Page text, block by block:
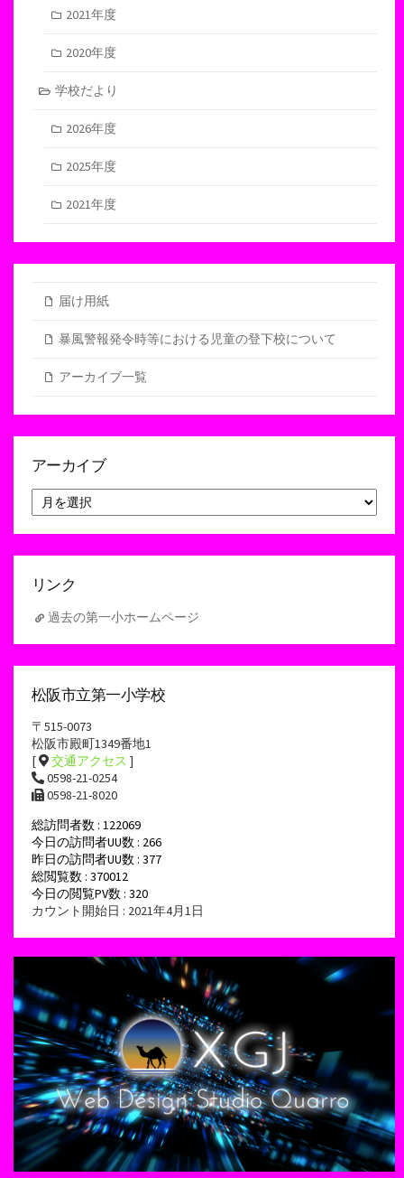
2021年度
2020年度
学校だより
2026年度
2025年度
2021年度
届け用紙
暴風警報発令時等における児童の登下校について
アーカイブ一覧
アーカイブ
ー
カ
リンク
過去の第一小ホームページ
松阪市立第一小学校
〒515-0073
松阪市殿町1349番地1
[
交通アクセス ]
0598-21-0254
0598-21-8020
総訪問者数 : 122069
今日の訪問者UU数 : 266
昨日の訪問者UU数 : 377
総閲覧数 : 370012
今日の閲覧PV数 : 320
カウント開始日 : 2021年4月1日